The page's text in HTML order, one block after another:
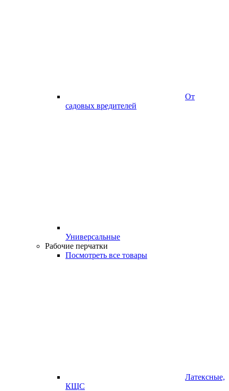
От
садовых вредителей
Универсальные
Рабочие перчатки
Посмотреть все товары
Латексные,
КЩС